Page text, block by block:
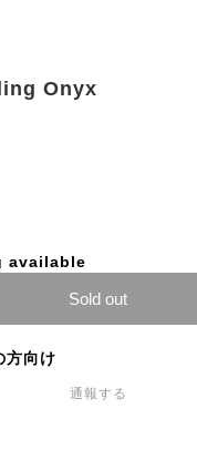
Onyx
available
Sold out
方向け
通報する